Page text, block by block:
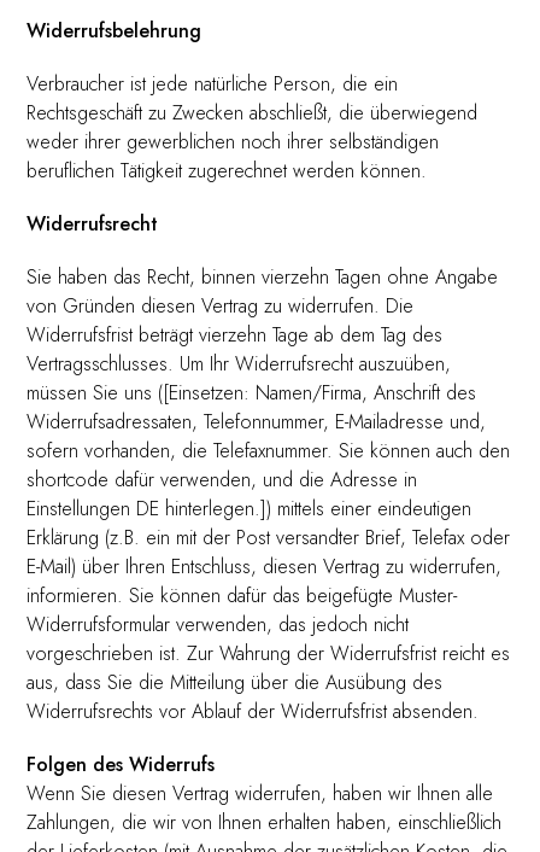
Widerrufsbelehrung
Verbraucher ist jede natürliche Person, die ein
Rechtsgeschäft zu Zwecken abschließt, die überwiegend
weder ihrer gewerblichen noch ihrer selbständigen
beruflichen Tätigkeit zugerechnet werden können.
Widerrufsrecht
Sie haben das Recht, binnen vierzehn Tagen ohne Angabe
von Gründen diesen Vertrag zu widerrufen. Die
Widerrufsfrist beträgt vierzehn Tage ab dem Tag des
Vertragsschlusses. Um Ihr Widerrufsrecht auszuüben,
müssen Sie uns ([Einsetzen: Namen/Firma, Anschrift des
Widerrufsadressaten, Telefonnummer, E-Mailadresse und,
sofern vorhanden, die Telefaxnummer. Sie können auch den
shortcode dafür verwenden, und die Adresse in
Einstellungen DE hinterlegen.]) mittels einer eindeutigen
Erklärung (z.B. ein mit der Post versandter Brief, Telefax oder
E-Mail) über Ihren Entschluss, diesen Vertrag zu widerrufen,
informieren. Sie können dafür das beigefügte Muster-
Widerrufsformular verwenden, das jedoch nicht
vorgeschrieben ist. Zur Wahrung der Widerrufsfrist reicht es
aus, dass Sie die Mitteilung über die Ausübung des
Widerrufsrechts vor Ablauf der Widerrufsfrist absenden.
Folgen des Widerrufs
Wenn Sie diesen Vertrag widerrufen, haben wir Ihnen alle
Zahlungen, die wir von Ihnen erhalten haben, einschließlich